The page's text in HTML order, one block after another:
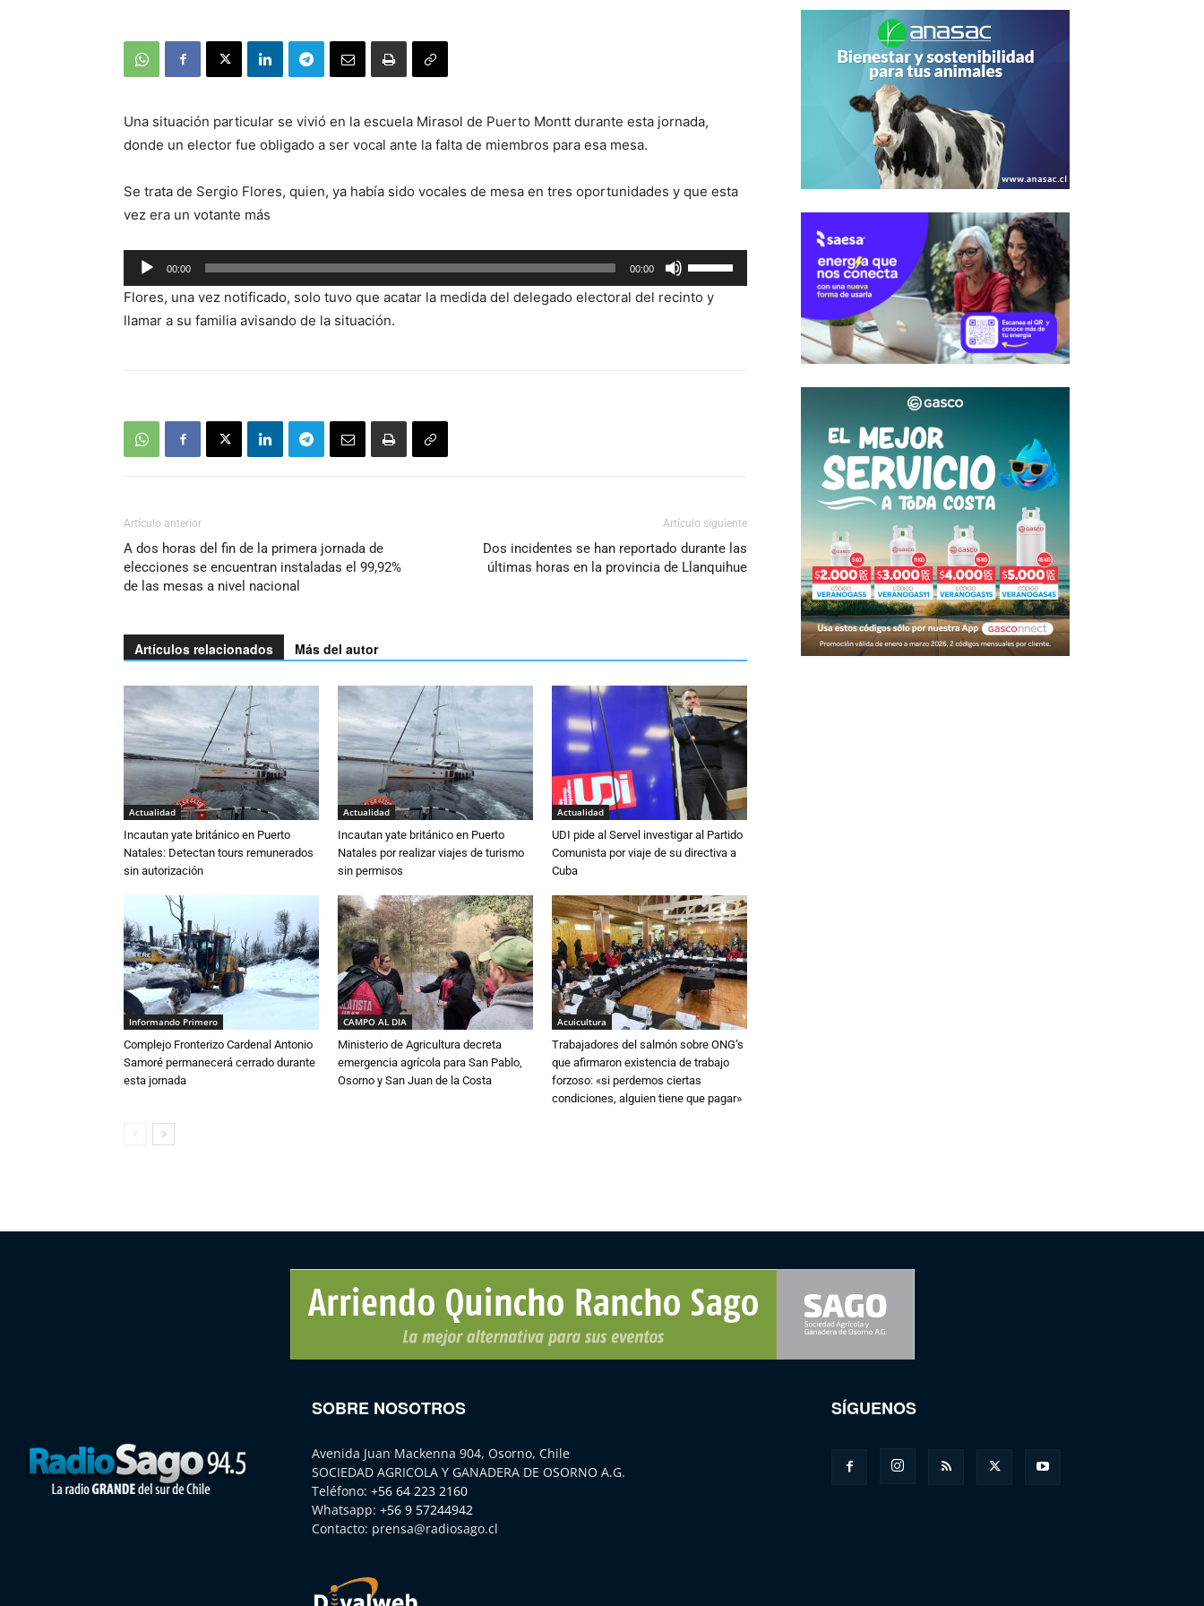
Una situación particular se vivió en la escuela Mirasol de Puerto Montt durante esta jornada,
donde un elector fue obligado a ser vocal ante la falta de miembros para esa mesa.
Se trata de Sergio Flores, quien, ya había sido vocales de mesa en tres oportunidades y que esta
vez era un votante más
Reproductor
de
audio
00:00 00:00
Utiliza
las
teclas
volumen.
Flores, una vez notificado, solo tuvo que acatar la medida del delegado electoral del recinto y
llamar a su familia avisando de la situación.
Artículo anterior
A dos horas del fin de la primera jornada de
elecciones se encuentran instaladas el 99,92%
de las mesas a nivel nacional
Artículo siguiente
Dos incidentes se han reportado durante las
últimas horas en la provincia de Llanquihue
Artículos relacionados Más del autor
Actualidad
Incautan yate británico en Puerto
Natales: Detectan tours remunerados
sin autorización
Actualidad
Incautan yate británico en Puerto
Natales por realizar viajes de turismo
sin permisos
Actualidad
UDI pide al Servel investigar al Partido
Comunista por viaje de su directiva a
Cuba
Informando Primero
Complejo Fronterizo Cardenal Antonio
Samoré permanecerá cerrado durante
esta jornada
CAMPO AL DIA
Ministerio de Agricultura decreta
emergencia agrícola para San Pablo,
Osorno y San Juan de la Costa
Acuicultura
Trabajadores del salmón sobre ONG’s
que afirmaron existencia de trabajo
forzoso: «si perdemos ciertas
condiciones, alguien tiene que pagar»
SOBRE NOSOTROS
Avenida Juan Mackenna 904, Osorno, Chile
SOCIEDAD AGRICOLA Y GANADERA DE OSORNO A.G.
Teléfono: +56 64 223 2160
Whatsapp: +56 9 57244942
Contacto: prensa@radiosago.cl
SÍGUENOS